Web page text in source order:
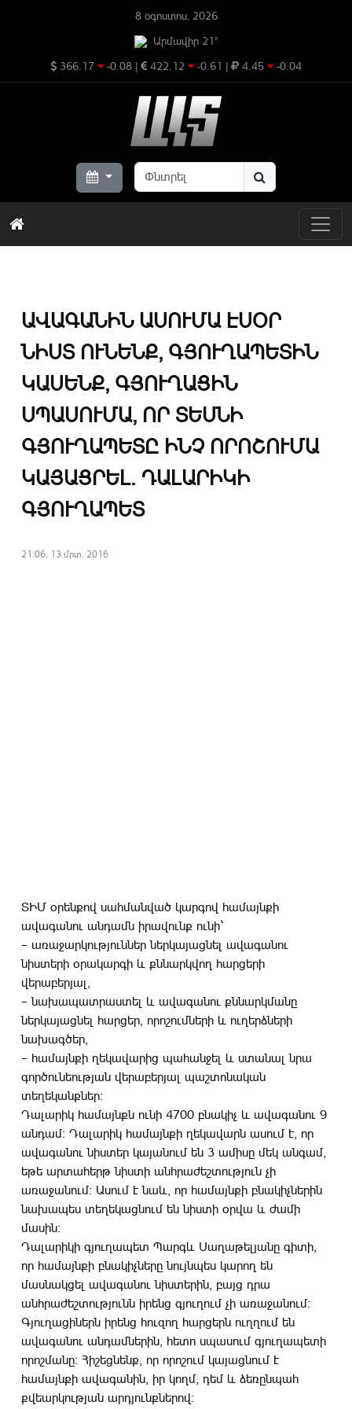
8 օգոստոս, 2026
Արմավիր 21°
366.17
-0.08 | 422.12 -0.61 | 4.45 -0.04
ԱՎԱԳԱՆԻՆ ԱՍՈՒՄԱ ԷՍՕՐ
ՆԻՍՏ ՈՒՆԵՆՔ, ԳՅՈՒՂԱՊԵՏԻՆ
ԿԱՍԵՆՔ, ԳՅՈՒՂԱՑԻՆ
ՍՊԱՍՈՒՄԱ, ՈՐ ՏԵՍՆԻ
ԳՅՈՒՂԱՊԵՏԸ ԻՆՉ ՈՐՈՇՈՒՄԱ
ԿԱՅԱՑՐԵԼ. ԴԱԼԱՐԻԿԻ
ԳՅՈՒՂԱՊԵՏ
21:06, 13 մրտ. 2016
ՏԻՄ օրենքով սահմանված կարգով համայնքի
ավագանու անդամն իրավունք ունի`
– առաջարկություններ ներկայացնել ավագանու
նիստերի օրակարգի և քննարկվող հարցերի
վերաբերյալ,
– նախապատրաստել և ավագանու քննարկմանը
ներկայացնել հարցեր, որոշումների և ուղերձների
նախագծեր,
– համայնքի ղեկավարից պահանջել և ստանալ նրա
գործունեության վերաբերյալ պաշտոնական
տեղեկանքներ:
Դալարիկ համայնքն ունի 4700 բնակիչ և ավագանու 9
անդամ: Դալարիկ համայնքի ղեկավարն ասում է, որ
ավագանու նիստեր կայանում են 3 ամիսը մեկ անգամ,
եթե արտահերթ նիստի անհրաժեշտություն չի
առաջանում: Ասում է նաև, որ համայնքի բնակիչներին
նախապես տեղեկացնում են նիստի օրվա և ժամի
մասին:
Դալարիկի գյուղապետ Պարգև Սաղաթելյանը գիտի,
որ համայնքի բնակիչները նույնպես կարող են
մասնակցել ավագանու նիստերին, բայց դրա
անհրաժեշտությունն իրենց գյուղում չի առաջանում:
Գյուղացիներն իրենց հուզող հարցերն ուղղում են
ավագանու անդամներին, հետո սպասում գյուղապետի
որոշմանը: Հիշեցնենք, որ որոշում կայացնում է
համայնքի ավագանին, իր կողմ, դեմ և ձեռընպահ
քվեարկության արդյունքներով: